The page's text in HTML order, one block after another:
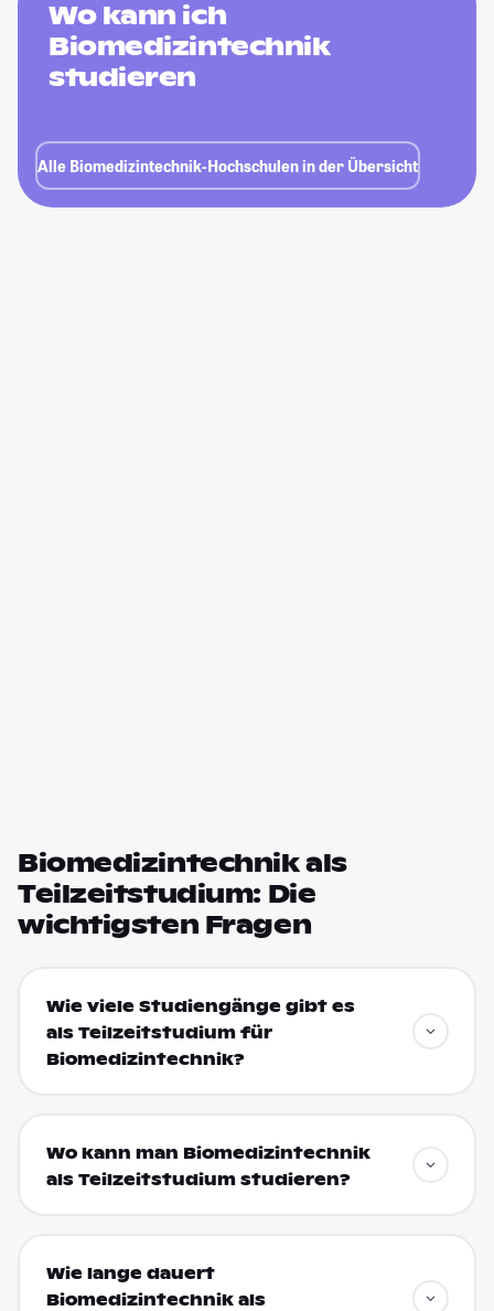
Wo kann ich
Biomedizintechnik
studieren
Alle Biomedizintechnik-Hochschulen in der Übersicht
Biomedizintechnik als
Teilzeitstudium: Die
wichtigsten Fragen
Wie viele Studiengänge gibt es
als Teilzeitstudium für
Biomedizintechnik?
Wo kann man Biomedizintechnik
als Teilzeitstudium studieren?
Wie lange dauert
Biomedizintechnik als